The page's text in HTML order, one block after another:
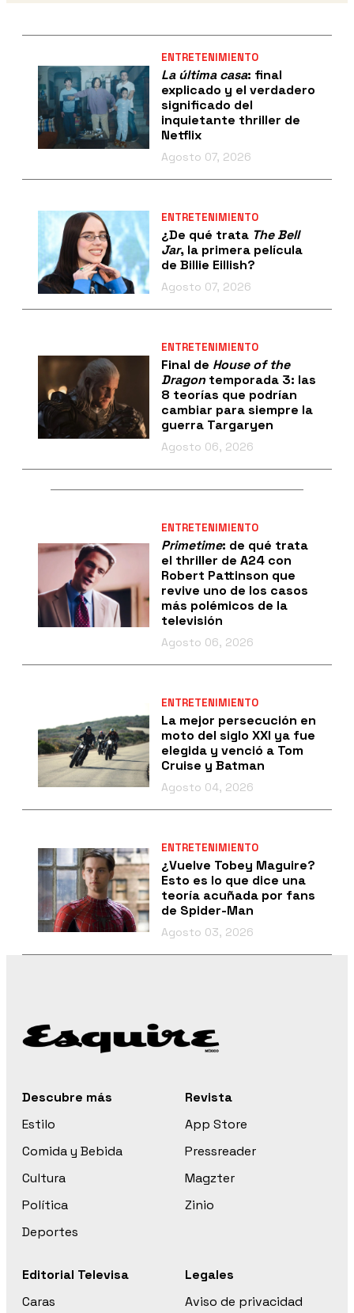
ENTRETENIMIENTO
La última casa: final
explicado y el verdadero
significado del
inquietante thriller de
Netflix
Agosto 07, 2026
ENTRETENIMIENTO
¿De qué trata The Bell
Jar, la primera película
de Billie Eillish?
Agosto 07, 2026
ENTRETENIMIENTO
Final de House of the
Dragontemporada 3: las
8 teorías que podrían
cambiar para siempre la
guerra Targaryen
Agosto 06, 2026
ENTRETENIMIENTO
Primetime: de qué trata
el thriller de A24 con
Robert Pattinson que
revive uno de los casos
más polémicos de la
televisión
Agosto 06, 2026
ENTRETENIMIENTO
La mejor persecución en
moto del siglo XXI ya fue
elegida y venció a Tom
Cruise y Batman
Agosto 04, 2026
ENTRETENIMIENTO
¿Vuelve Tobey Maguire?
Esto es lo que dice una
teoría acuñada por fans
de Spider-Man
Agosto 03, 2026
Descubre más
Estilo
Comida y Bebida
Cultura
Política
Deportes
Revista
App Store
Pressreader
Magzter
Zinio
Editorial Televisa
Caras
Legales
Aviso de privacidad